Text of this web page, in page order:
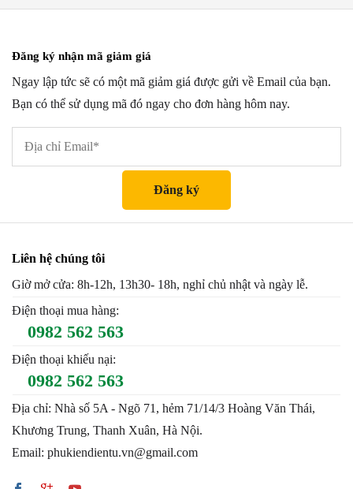
Đăng ký nhận mã giảm giá
Ngay lập tức sẽ có một mã giảm giá được gửi về Email của bạn.
Bạn có thể sử dụng mã đó ngay cho đơn hàng hôm nay.
Liên hệ chúng tôi
Giờ mở cửa: 8h-12h, 13h30- 18h, nghỉ chủ nhật và ngày lễ.
Điện thoại mua hàng:
0982 562 563
Điện thoại khiếu nại:
0982 562 563
Địa chỉ: Nhà số 5A - Ngõ 71, hẻm 71/14/3 Hoàng Văn Thái,
Khương Trung, Thanh Xuân, Hà Nội.
Email: phukiendientu.vn@gmail.com